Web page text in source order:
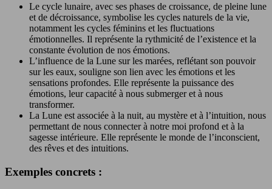
Le cycle lunaire, avec ses phases de croissance, de pleine lune
et de décroissance, symbolise les cycles naturels de la vie,
notamment les cycles féminins et les fluctuations
émotionnelles. Il représente la rythmicité de l’existence et la
constante évolution de nos émotions.
L’influence de la Lune sur les marées, reflétant son pouvoir
sur les eaux, souligne son lien avec les émotions et les
sensations profondes. Elle représente la puissance des
émotions, leur capacité à nous submerger et à nous
transformer.
La Lune est associée à la nuit, au mystère et à l’intuition, nous
permettant de nous connecter à notre moi profond et à la
sagesse intérieure. Elle représente le monde de l’inconscient,
des rêves et des intuitions.
Exemples concrets :